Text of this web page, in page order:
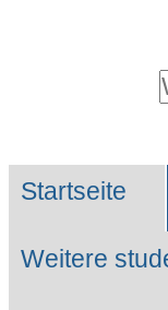
Website
Suche…
Sektionen
Startseite
Weitere